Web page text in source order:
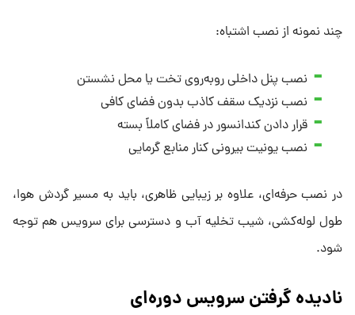
چند نمونه از نصب اشتباه:
نصب پنل داخلی روبه‌روی تخت یا محل نشستن
نصب نزدیک سقف کاذب بدون فضای کافی
قرار دادن کندانسور در فضای کاملاً بسته
نصب یونیت بیرونی کنار منابع گرمایی
در نصب حرفه‌ای، علاوه بر زیبایی ظاهری، باید به مسیر گردش هوا،
طول لوله‌کشی، شیب تخلیه آب و دسترسی برای سرویس هم توجه
شود.
نادیده گرفتن سرویس دوره‌ای